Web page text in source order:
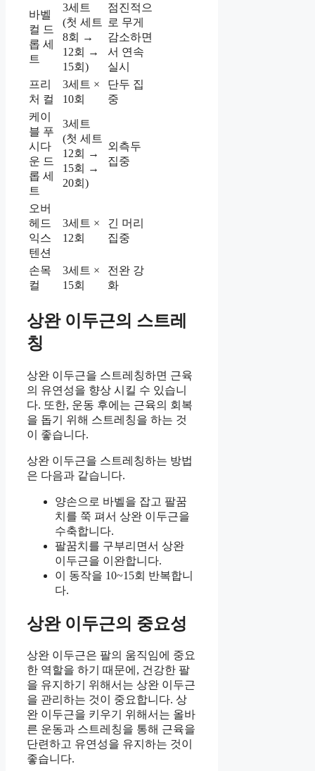
바벨
컬 드
롭 세
트
3세트
(첫 세트
8회 →
12회 →
15회)
점진적으
로 무게
감소하면
서 연속
실시
프리
처 컬
3세트 ×
10회
단두 집
중
케이
블 푸
시다
운 드
롭 세
트
3세트
(첫 세트
12회 →
15회 →
20회)
외측두
집중
오버
헤드
익스
텐션
3세트 ×
12회
긴 머리
집중
손목
컬
3세트 ×
15회
전완 강
화
상완 이두근의 스트레
칭
상완 이두근을 스트레칭하면 근육
의 유연성을 향상 시킬 수 있습니
다. 또한, 운동 후에는 근육의 회복
을 돕기 위해 스트레칭을 하는 것
이 좋습니다.
상완 이두근을 스트레칭하는 방법
은 다음과 같습니다.
양손으로 바벨을 잡고 팔꿈
치를 쭉 펴서 상완 이두근을
수축합니다.
팔꿈치를 구부리면서 상완
이두근을 이완합니다.
이 동작을 10~15회 반복합니
다.
상완 이두근의 중요성
상완 이두근은 팔의 움직임에 중요
한 역할을 하기 때문에, 건강한 팔
을 유지하기 위해서는 상완 이두근
을 관리하는 것이 중요합니다. 상
완 이두근을 키우기 위해서는 올바
른 운동과 스트레칭을 통해 근육을
단련하고 유연성을 유지하는 것이
좋습니다.